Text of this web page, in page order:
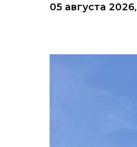
05 августа 2026,